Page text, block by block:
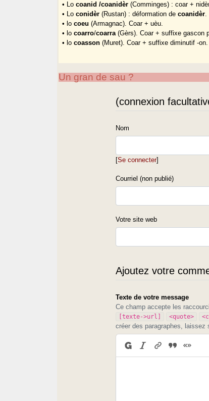
• Locoanid /coanidèr (Comminges) : coar +
• Loconidèr(Rustan) : déformation decoanidèr.
• locoeu(Armagnac). Coar + uèu.
• locoarro/coarra(Gèrs). Coar + suffixe gascon
• locoasson (Muret). Coar + suffixe diminutif -on.
Un gran de sau ?
(connexion
Nom
[Se connecter]
Courriel (non publié)
Votre site web
Ajoutez votre
Texte de votre message
Ce champ accepte les
[texte->url]
<quote>
créer des paragraphes,